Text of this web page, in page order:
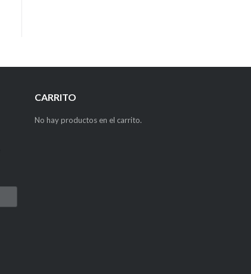
CARRITO
No hay productos en el carrito.